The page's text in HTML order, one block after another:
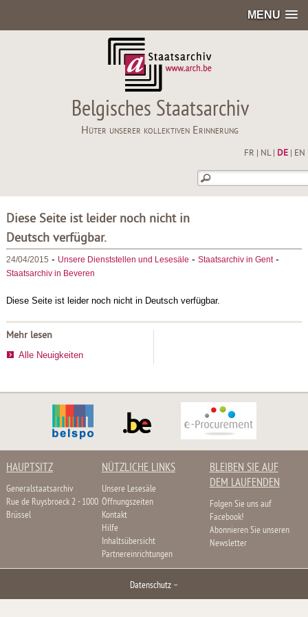
MENU
Belgisches Staatsarchiv
Hüter unserer kollektiven Erinnerung
FR NL| DE| EN
Diese Seite ist leider noch nicht in
Deutsch verfügbar.
24/04/2015 - Unsere Dienststellen und Lesesäle - Staatsarchiv in Gent-
Staatsarchiv in Beveren
Diese Seite ist leider noch nicht in Deutsch verfügbar.
Mehr lesen
Alle Neuigkeiten
HAUPTSITZ
Generalstaatsarchiv
Rue de Ruysbroeck 2 - 1000
Brüssel
NÜTZLICHE LINKS
Unsere Lesesäle
Öffnungszeiten
Kontakt
Hilfe
Inhaltsübersicht
Partnereinrichtungen
BLEIBEN SIE AUF
DEM LAUFENDEN
Folgen Sie uns auf
Facebook!
Abonnieren Sie unseren
Newsletter
Datenschutz –